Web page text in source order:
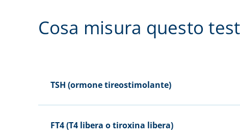
Cosa misura questo
TSH (ormone tireostimolante)
FT4 (T4 libera o tiroxina libera)